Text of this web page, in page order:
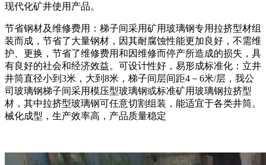
现代化矿井使用产品。
节省钢材及维修费用：梯子间采用矿用玻璃钢专用拉挤型材组
装而成，节省了大量钢材，因其耐腐蚀性能更加良好，不需维
护、更换，节省了维修费用和因维修而停产所造成的损失，具
有良好的社会和经济效益。可设计性好，易形成标准化：立井
井筒直径小到3米，大到8米，梯子间层间距4－6米/层，我公
司玻璃钢梯子间采用模压型玻璃钢或标准矿用玻璃钢拉挤型
材，其中拉挤型玻璃钢可任意切割组装，能适宜于各类井筒。
械化成型，生产效率高，产品质量稳定